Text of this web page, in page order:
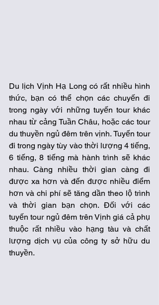
Du lịch Vịnh Hạ Long có rất nhiều hình
thức, bạn có thể chọn các chuyến đi
trong ngày với những tuyến tour khác
nhau từ cảng Tuần Châu, hoặc các tour
du thuyền ngủ đêm trên vịnh. Tuyến tour
đi trong ngày tùy vào thời lượng 4 tiếng,
6 tiếng, 8 tiếng mà hành trình sẽ khác
nhau. Càng nhiều thời gian càng đi
được xa hơn và đến được nhiều điểm
hơn và chi phí sẽ tăng dần theo lộ trình
và thời gian bạn chọn. Đối với các
tuyến tour ngủ đêm trên Vịnh giá cả phụ
thuộc rất nhiều vào hạng tàu và chất
lượng dịch vụ của công ty sở hữu du
thuyền.